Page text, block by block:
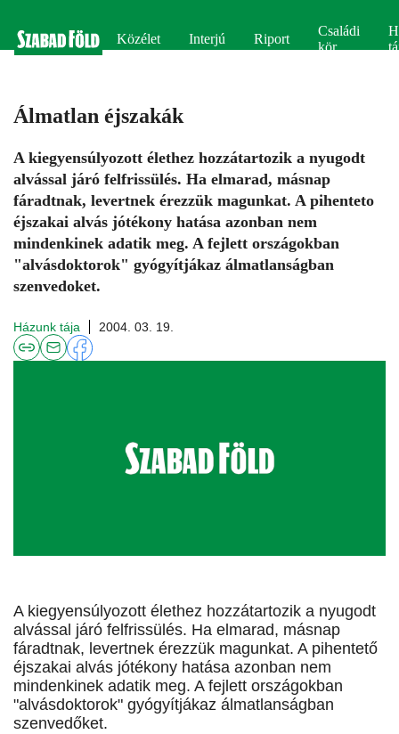
Közélet Interjú Riport
Családi
kör
Álmatlan éjszakák
A kiegyensúlyozott élethez hozzátartozik a nyugodt
alvással járó felfrissülés. Ha elmarad, másnap
fáradtnak, levertnek érezzük magunkat. A pihenteto
éjszakai alvás jótékony hatása azonban nem
mindenkinek adatik meg. A fejlett országokban
"alvásdoktorok" gyógyítjákaz álmatlanságban
szenvedoket.
Házunk tája 2004. 03. 19.
A kiegyensúlyozott élethez hozzátartozik a nyugodt
alvással járó felfrissülés. Ha elmarad, másnap
fáradtnak, levertnek érezzük magunkat. A pihentető
éjszakai alvás jótékony hatása azonban nem
mindenkinek adatik meg. A fejlett országokban
"alvásdoktorok" gyógyítjákaz álmatlanságban
szenvedőket.